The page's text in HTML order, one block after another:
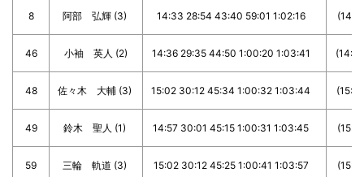
8 阿部 弘輝 (3) 14:33 28:54 43:40 59:01 1:02:16
46 小袖 英人 (2) 14:36 29:35 44:50 1:00:20 1:03:41
48 佐々木 大輔 (3) 15:02 30:12 45:34 1:00:32 1:03:44
49 鈴木 聖人 (1) 14:57 30:01 45:15 1:00:31 1:03:45
59 三輪 軌道 (3) 15:02 30:12 45:25 1:00:41 1:03:57